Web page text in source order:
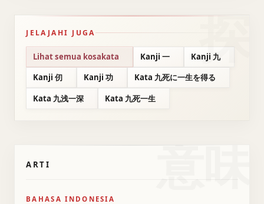
JELAJAHI JUGA
Lihat semua kosakata Kanji 一
Kanji 九
Kanji 仞
Kanji 功
Kata 九死に一生を得る
Kata 九浅一深
Kata 九死一生
意味
ARTI
BAHASA INDONESIA